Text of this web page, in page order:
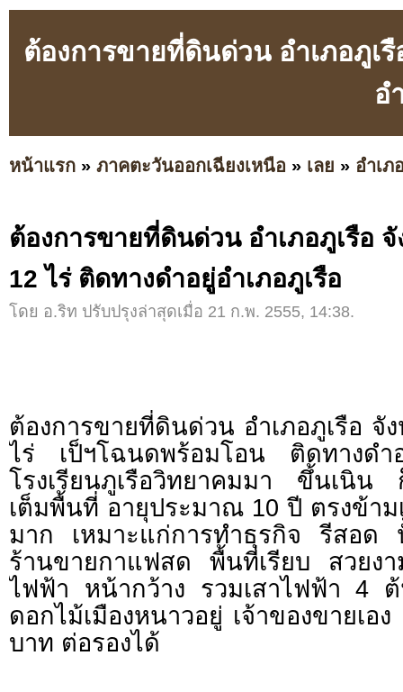
ต้องการขายที่ดินด่วน อำเภอภูเ
อ
หน้าแรก » ภาคตะวันออกเฉียงเหนือ » เลย » อำเภ
ต้องการขายที่ดินด่วน อำเภอภูเรือ
12 ไร่ ติดทางดำอยู่อำเภอภูเรือ
โดย อ.ริท ปรับปรุงล่าสุดเมื่อ 21 ก.พ. 2555, 14:38.
ต้องการขายที่ดินด่วน อำเภอภูเรือ จั
ไร่ เป็ฯโฉนดพร้อมโอน ติดทางดำ
โรงเรียนภูเรือวิทยาคมมา ขึ้นเนิน
เต็มพื้นที่ อายุประมาณ 10 ปี ตรงข้าม
มาก เหมาะแก่การทำธุรกิจ รีสอ
ร้านขายกาแฟสด พื้นที่เรียบ สวย
ไฟฟ้า หน้ากว้าง รวมเสาไฟฟ้า 4
ดอกไม้เมืองหนาวอยู่ เจ้าของขายเอ
บาท ต่อรองได้